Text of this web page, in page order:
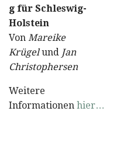
g für Schleswig-
Holstein
Von Mareike
Krügelund Jan
Christophersen
Weitere
Informationen hier…